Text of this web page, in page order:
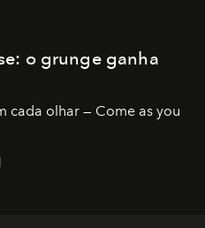
o grunge ganha
cada olhar — Come as you